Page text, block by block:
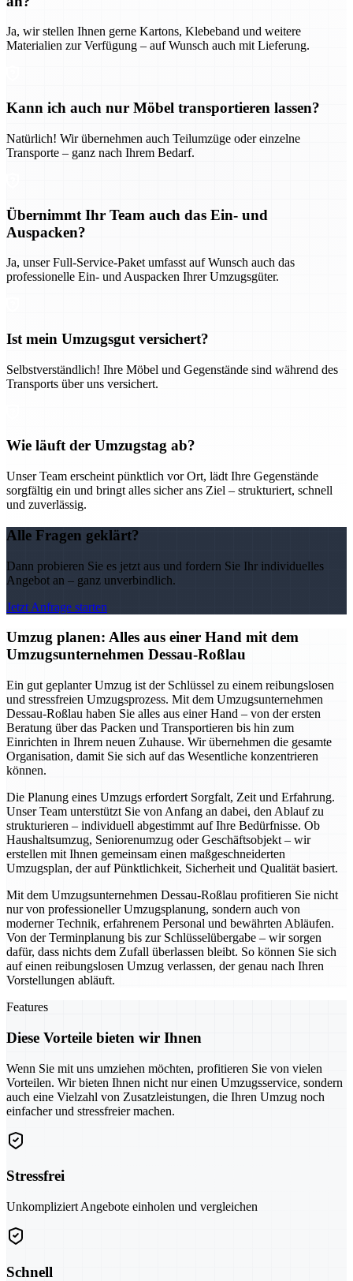
Ja, wir stellen Ihnen gerne Kartons, Klebeband und weitere
Materialien zur Verfügung – auf Wunsch auch mit Lieferung.
Kann ich auch nur Möbel transportieren lassen?
Natürlich! Wir übernehmen auch Teilumzüge oder einzelne
Transporte – ganz nach Ihrem Bedarf.
Übernimmt Ihr Team auch das Ein- und
Auspacken?
Ja, unser Full-Service-Paket umfasst auf Wunsch auch das
professionelle Ein- und Auspacken Ihrer Umzugsgüter.
Ist mein Umzugsgut versichert?
Selbstverständlich! Ihre Möbel und Gegenstände sind während des
Transports über uns versichert.
Wie läuft der Umzugstag ab?
Unser Team erscheint pünktlich vor Ort, lädt Ihre Gegenstände
sorgfältig ein und bringt alles sicher ans Ziel – strukturiert, schnell
und zuverlässig.
Alle Fragen geklärt?
Dann probieren Sie es jetzt aus und fordern Sie Ihr individuelles
Angebot an – ganz unverbindlich.
Jetzt Anfrage starten
Umzug planen: Alles aus einer Hand mit dem
Umzugsunternehmen Dessau-Roßlau
Ein gut geplanter Umzug ist der Schlüssel zu einem reibungslosen
und stressfreien Umzugsprozess. Mit dem Umzugsunternehmen
Dessau-Roßlau haben Sie alles aus einer Hand – von der ersten
Beratung über das Packen und Transportieren bis hin zum
Einrichten in Ihrem neuen Zuhause. Wir übernehmen die gesamte
Organisation, damit Sie sich auf das Wesentliche konzentrieren
können.
Die Planung eines Umzugs erfordert Sorgfalt, Zeit und Erfahrung.
Unser Team unterstützt Sie von Anfang an dabei, den Ablauf zu
strukturieren – individuell abgestimmt auf Ihre Bedürfnisse. Ob
Haushaltsumzug, Seniorenumzug oder Geschäftsobjekt – wir
erstellen mit Ihnen gemeinsam einen maßgeschneiderten
Umzugsplan, der auf Pünktlichkeit, Sicherheit und Qualität basiert.
Mit dem Umzugsunternehmen Dessau-Roßlau profitieren Sie nicht
nur von professioneller Umzugsplanung, sondern auch von
moderner Technik, erfahrenem Personal und bewährten Abläufen.
Von der Terminplanung bis zur Schlüsselübergabe – wir sorgen
dafür, dass nichts dem Zufall überlassen bleibt. So können Sie sich
auf einen reibungslosen Umzug verlassen, der genau nach Ihren
Vorstellungen abläuft.
Features
Diese Vorteile bieten wir Ihnen
Wenn Sie mit uns umziehen möchten, profitieren Sie von vielen
Vorteilen. Wir bieten Ihnen nicht nur einen Umzugsservice, sondern
auch eine Vielzahl von Zusatzleistungen, die Ihren Umzug noch
einfacher und stressfreier machen.
Stressfrei
Unkompliziert Angebote einholen und vergleichen
Schnell